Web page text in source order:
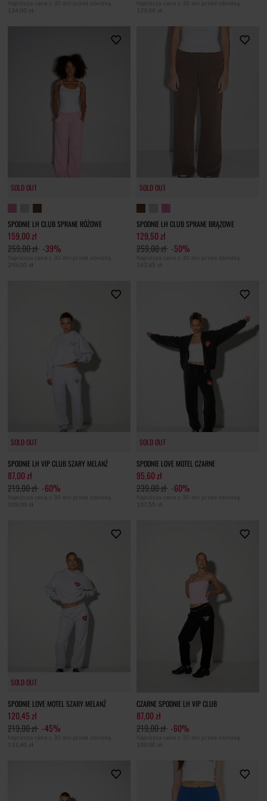
Najniższa cena z 30 dni przed obniżką
134,00 zł
Najniższa cena z 30 dni przed obniżką
129,00 zł
SOLD OUT
SPODNIE LH CLUB SPRANE RÓŻOWE
159,00 zł
259,00 zł -39%
Najniższa cena z 30 dni przed obniżką
259,00 zł
SOLD OUT
SPODNIE LH CLUB SPRANE BRĄZOWE
129,50 zł
259,00 zł -50%
Najniższa cena z 30 dni przed obniżką
142,45 zł
SOLD OUT
SOLD OUT
SPODNIE LH VIP CLUB SZARY MELANŻ
87,00 zł
219,00 zł -60%
Najniższa cena z 30 dni przed obniżką
109,00 zł
SOLD OUT
SOLD OUT
SPODNIE LOVE MOTEL CZARNE
95,60 zł
239,00 zł -60%
Najniższa cena z 30 dni przed obniżką
107,55 zł
SOLD OUT
SOLD OUT
SPODNIE LOVE MOTEL SZARY MELANŻ
120,45 zł
219,00 zł -45%
Najniższa cena z 30 dni przed obniżką
131,40 zł
CZARNE SPODNIE LH VIP CLUB
87,00 zł
219,00 zł -60%
Najniższa cena z 30 dni przed obniżką
109,00 zł